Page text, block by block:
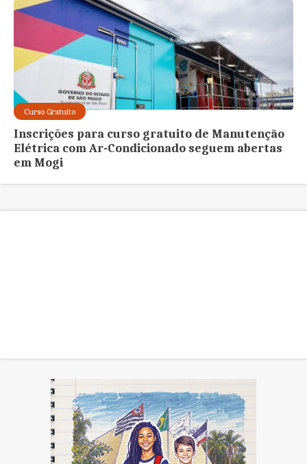
Curso Gratuito
Inscrições para curso gratuito de Manutenção
Elétrica com Ar-Condicionado seguem abertas
em Mogi